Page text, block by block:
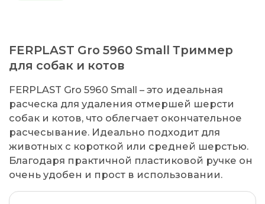
FERPLAST Gro 5960 Small Триммер
для собак и котов
FERPLAST Gro 5960 Small – это идеальная
расческа для удаления отмершей шерсти
собак и котов, что облегчает окончательное
расчесывание. Идеально подходит для
животных с короткой или средней шерстью.
Благодаря практичной пластиковой ручке он
очень удобен и прост в использовании.